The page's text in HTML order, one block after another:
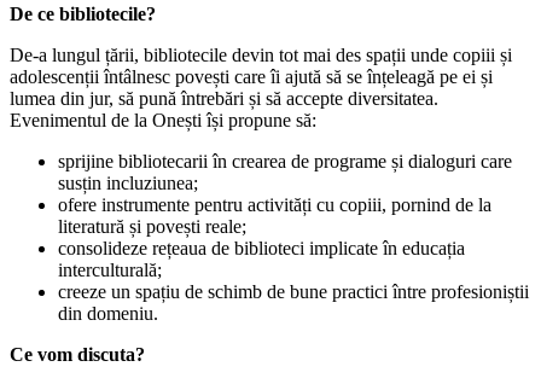
De ce bibliotecile?
De-a lungul țării, bibliotecile devin tot mai des spații unde copiii și
adolescenții întâlnesc povești care îi ajută să se înțeleagă pe ei și
lumea din jur, să pună întrebări și să accepte diversitatea.
Evenimentul de la Onești își propune să:
sprijine bibliotecarii în crearea de programe și dialoguri care
susțin incluziunea;
ofere instrumente pentru activități cu copiii, pornind de la
literatură și povești reale;
consolideze rețeaua de biblioteci implicate în educația
interculturală;
creeze un spațiu de schimb de bune practici între profesioniștii
din domeniu.
Ce vom discuta?